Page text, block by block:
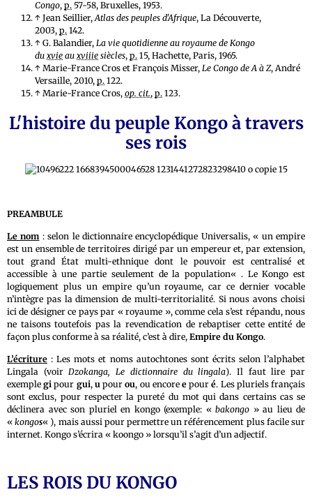
Congo, p. 57-58, Bruxelles, 1953.
↑ Jean Seillier,Atlas des peuples d'Afrique, La Découverte,
2003, p. 142.
↑ G. Balandier, La vie quotidienne au royaume de Kongo
du xvie au xviiie siècles, p. 15, Hachette, Paris, 1965.
↑ Marie-France Cros et François Misser, Le Congo de A à Z, André
Versaille, 2010, p. 122.
↑ Marie-France Cros, op. cit., p. 123.
L'histoire du peuple Kongo à travers
ses rois
PREAMBULE
Le nom : selon le dictionnaire encyclopédique Universalis, « un empire
est un ensemble de territoires dirigé par un empereur et, par extension,
tout grand État multi-ethnique dont le pouvoir est centralisé et
accessible à une partie seulement de la population« . Le Kongo est
logiquement plus un empire qu’un royaume, car ce dernier vocable
n’intègre pas la dimension de multi-territorialité. Si nous avons choisi
ici de désigner ce pays par « royaume », comme cela s’est répandu, nous
ne taisons toutefois pas la revendication de rebaptiser cette entité de
façon plus conforme à sa réalité, c’est à dire, Empire du Kongo.
L’écriture : Les mots et noms autochtones sont écrits selon l’alphabet
Lingala (voir Dzokanga, Le dictionnaire du lingala). Il faut lire par
exemplegi pour gui, u pourou, ou encore epouré. Les pluriels français
sont exclus, pour respecter la pureté du mot qui dans certains cas se
déclinera avec son pluriel en kongo (exemple: « bakongo » au lieu de
«kongos« ), mais aussi pour permettre un référencement plus facile sur
internet. Kongo s’écrira « koongo » lorsqu’il s’agit d’un adjectif.
LES ROIS DU KONGO